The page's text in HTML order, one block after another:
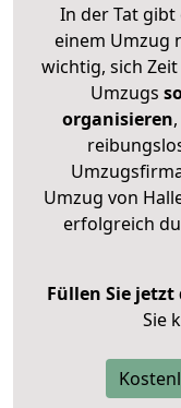
In der Tat gibt
einem Umzug
wichtig, sich
Umzugs
organisieren
Umzug von
erfolgreich
Füllen Sie
Sie